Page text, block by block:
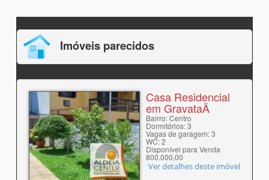
Imóveis parecidos
Casa Residencial
em GravataÃ­
Bairro: Centro
Dormitórios: 3
Vagas de garagem: 3
WC: 2
Disponível para Venda
800.000,00
Ver detalhes deste imóvel